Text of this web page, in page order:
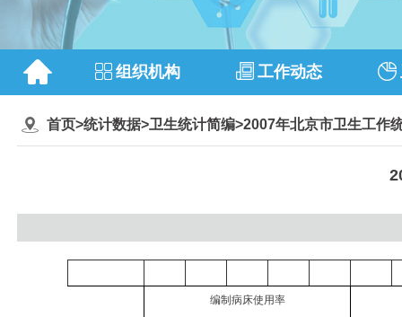
组织机构 工作动态
首页>统计数据>卫生统计简编>2007年北京市卫生工作
编制病床使用率